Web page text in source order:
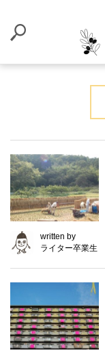
written by
ライター卒業生